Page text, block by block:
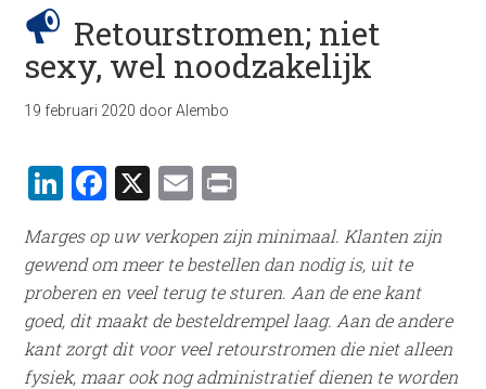
Retourstromen; niet
sexy, wel noodzakelijk
19 februari 2020 doorAlembo
LinkedIn
Facebook
X Email
Marges op uw verkopen zijn minimaal. Klanten zijn
gewend om meer te bestellen dan nodig is, uit te
proberen en veel terug te sturen. Aan de ene kant
goed, dit maakt de besteldrempel laag. Aan de andere
kant zorgt dit voor veel retourstromen die niet alleen
fysiek, maar ook nog administratief dienen te worden